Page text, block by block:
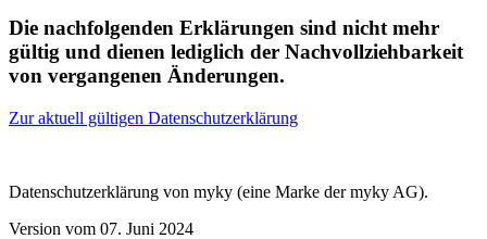
Die nachfolgenden Erklärungen sind nicht mehr
gültig und dienen lediglich der Nachvollziehbarkeit
von vergangenen Änderungen.
Zur aktuell gültigen Datenschutzerklärung
Datenschutzerklärung von myky (eine Marke der myky AG).
Version vom 07. Juni 2024